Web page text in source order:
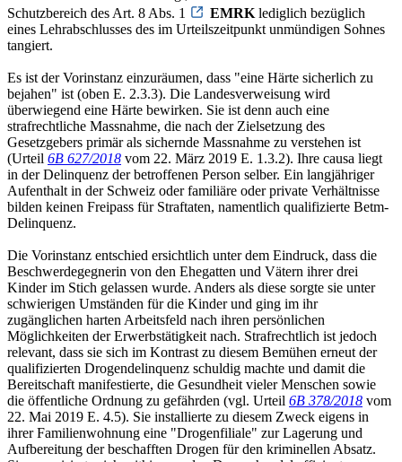
Schutzbereich des Art. 8 Abs. 1
EMRK lediglich bezüglich
eines Lehrabschlusses des im Urteilszeitpunkt unmündigen Sohnes
tangiert.
Es ist der Vorinstanz einzuräumen, dass "eine Härte sicherlich zu
bejahen" ist (oben E. 2.3.3). Die Landesverweisung wird
überwiegend eine Härte bewirken. Sie ist denn auch eine
strafrechtliche Massnahme, die nach der Zielsetzung des
Gesetzgebers primär als sichernde Massnahme zu verstehen ist
(Urteil 6B 627/2018 vom 22. März 2019 E. 1.3.2). Ihre causa liegt
in der Delinquenz der betroffenen Person selber. Ein langjähriger
Aufenthalt in der Schweiz oder familiäre oder private Verhältnisse
bilden keinen Freipass für Straftaten, namentlich qualifizierte Betm-
Delinquenz.
Die Vorinstanz entschied ersichtlich unter dem Eindruck, dass die
Beschwerdegegnerin von den Ehegatten und Vätern ihrer drei
Kinder im Stich gelassen wurde. Anders als diese sorgte sie unter
schwierigen Umständen für die Kinder und ging im ihr
zugänglichen harten Arbeitsfeld nach ihren persönlichen
Möglichkeiten der Erwerbstätigkeit nach. Strafrechtlich ist jedoch
relevant, dass sie sich im Kontrast zu diesem Bemühen erneut der
qualifizierten Drogendelinquenz schuldig machte und damit die
Bereitschaft manifestierte, die Gesundheit vieler Menschen sowie
die öffentliche Ordnung zu gefährden (vgl. Urteil 6B 378/2018 vom
22. Mai 2019 E. 4.5). Sie installierte zu diesem Zweck eigens in
ihrer Familienwohnung eine "Drogenfiliale" zur Lagerung und
Aufbereitung der beschafften Drogen für den kriminellen Absatz.